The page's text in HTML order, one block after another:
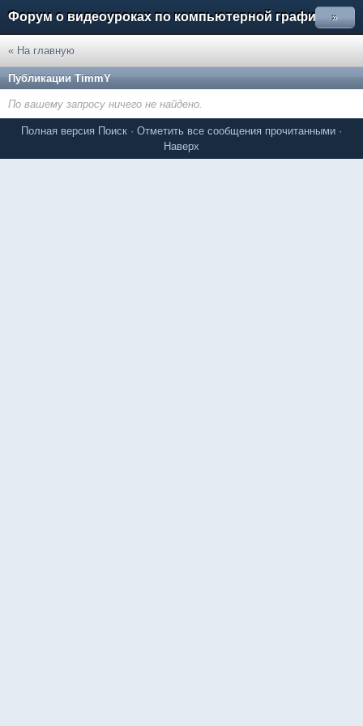
Форум о видеоуроках по компьютерной графике »
« На главную
Публикации TimmY
По вашему запросу ничего не найдено.
Полная версия Поиск · Отметить все сообщения прочитанными ·
Наверх